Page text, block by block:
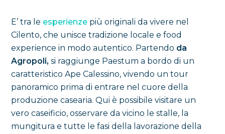
E’ tra le esperienze più originali da vivere nel
Cilento, che unisce tradizione locale e food
experience in modo autentico. Partendo da
Agropoli, si raggiunge Paestum a bordo di un
caratteristico Ape Calessino, vivendo un tour
panoramico prima di entrare nel cuore della
produzione casearia. Qui è possibile visitare un
vero caseificio, osservare da vicino le stalle, la
mungitura e tutte le fasi della lavorazione della